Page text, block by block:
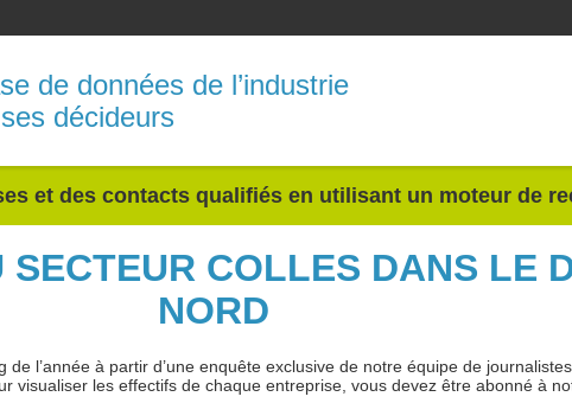
de données de l’industrie
décideurs
et des contacts qualifiés en utilisant un moteur de
SECTEUR COLLES DANS LE
NORD
l’année à partir d’une enquête exclusive de notre équipe de
visualiser les effectifs de chaque entreprise, vous devez être abonné à